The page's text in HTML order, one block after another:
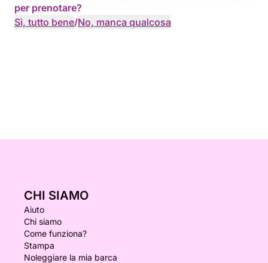
per prenotare?
Sì, tutto bene/No, manca qualcosa
CHI SIAMO
Aiuto
Chi siamo
Come funziona?
Stampa
Noleggiare la mia barca